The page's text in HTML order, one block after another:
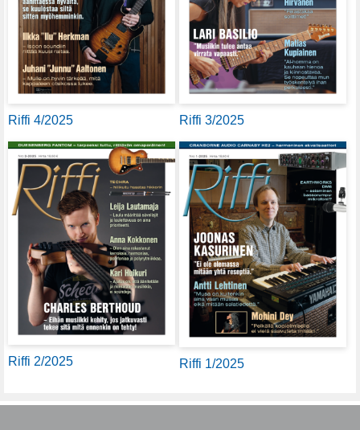
Riffi 4/2025 Riffi 3/2025
Riffi 2/2025 Riffi 1/2025